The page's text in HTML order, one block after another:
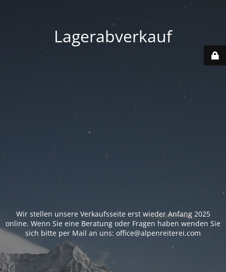
Lagerabverkauf
Wir stellen unsere Verkaufsseite erst wieder Anfang 2025
online. Wenn Sie eine Beratung oder Fragen haben wenden Sie
sich bitte per Mail an uns: office@alpenreiterei.com